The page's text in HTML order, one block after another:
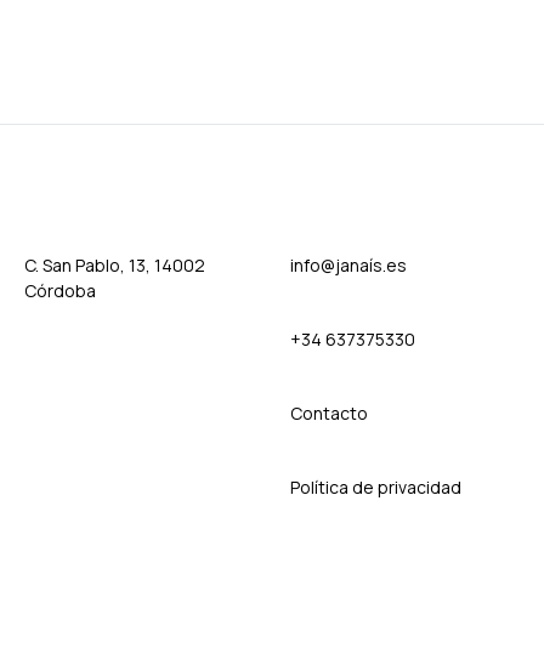
WISHLIST
C. San Pablo, 13, 14002
Córdoba
info@janaís.es
+34 637375330
Contacto
Política de privacidad